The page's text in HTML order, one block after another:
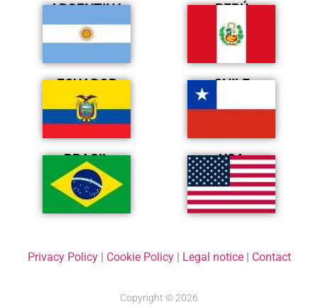
ARGENTINA PERÚ
ECUADOR CHILE
BRASIL USA
Privacy Policy| Cookie Policy| Legal notice| Contact
Copyright © 2026